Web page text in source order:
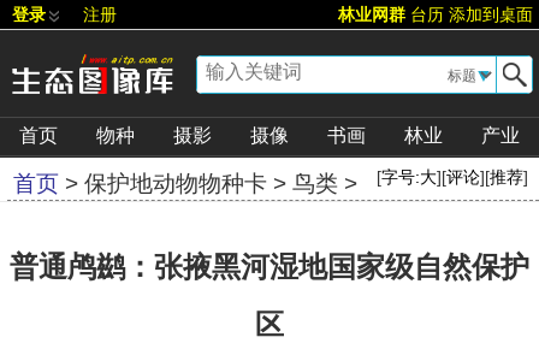
登录 注册 林业网群 台历 添加到桌面
▼
首页 物种 摄影 摄像 书画 林业 产业
首页 > 保护地动物物种卡 > 鸟类 > [字号:大][评论][推荐]
普通鸬鹚：张掖黑河湿地国家级自然保护
区